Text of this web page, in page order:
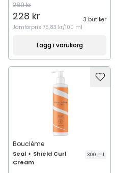
289 kr
228 kr
3 butiker
Jämförpris 75,83 kr/100 ml
Lägg i varukorg
Bouclème
Seal + Shield Curl
Cream
300 ml